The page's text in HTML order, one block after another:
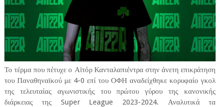
Το τέρμα που πέτυχε ο Αϊτόρ Κανταλαπιέντρα στην άνετη επικράτηση
του Παναθηναϊκού με 4-0 επί του ΟΦΗ αναδείχθηκε κορυφαίο γκολ
της τελευταίας αγωνιστικής του πρώτου γύρου της κανονικής
διάρκειας της Super League 2023-2024. Αναλυτικά τα